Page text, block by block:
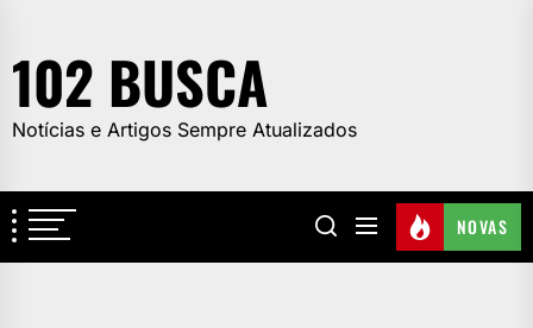
the
content
102 BUSCA
Notícias e Artigos Sempre Atualizados
NOVAS